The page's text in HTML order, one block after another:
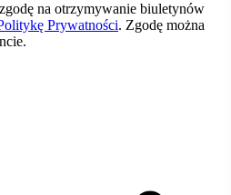
na otrzymywanie biuletynów
Prywatności. Zgodę można